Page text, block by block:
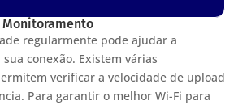
regularmente pode ajudar a
conexão. Existem várias
verificar a velocidade de upload
Para garantir o melhor Wi-Fi para